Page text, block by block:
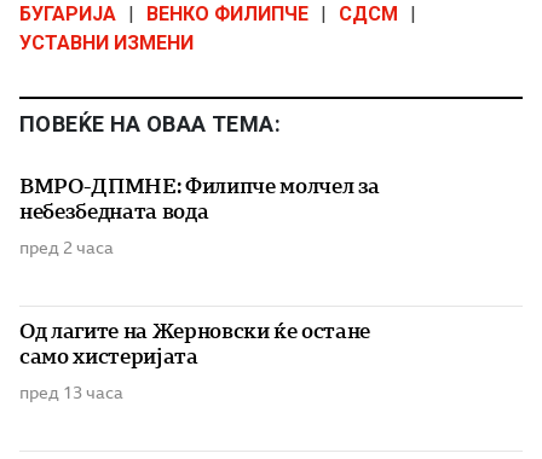
БУГАРИЈА | ВЕНКО ФИЛИПЧЕ | СДСМ
|
УСТАВНИ ИЗМЕНИ
ПОВЕЌЕ НА ОВАА ТЕМА:
ВМРО-ДПМНЕ: Филипче молчел за
небезбедната вода
пред 2 часа
Од лагите на Жерновски ќе остане
само хистеријата
пред 13 часа